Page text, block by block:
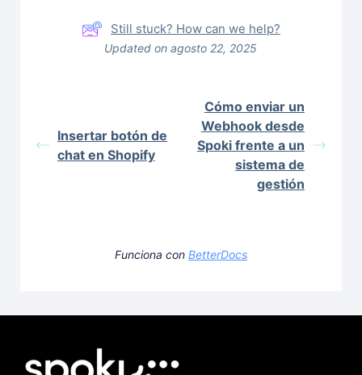
Still stuck? How can we help?
Updated on agosto 22, 2025
Insertar botón de
chat en Shopify
Cómo enviar un
Webhook desde
Spoki frente a un
sistema de
gestión
Funciona con BetterDocs